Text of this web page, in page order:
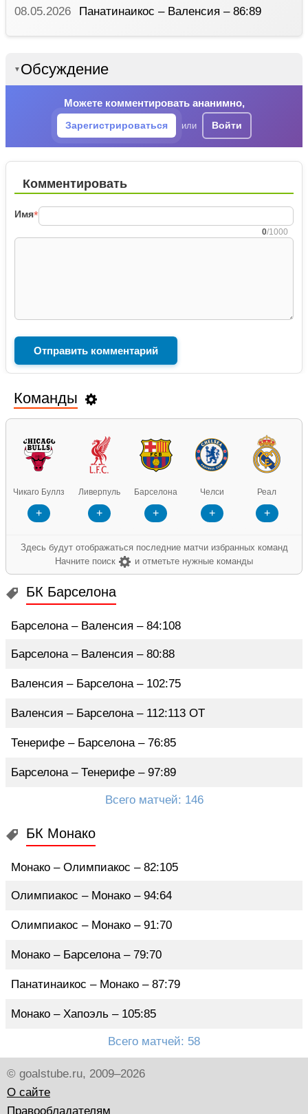
08.05.2026
Панатинаикос – Валенсия – 86:89
▼ Обсуждение
Можете комментировать ананимно,
Зарегистрироваться или Войти
Комментировать
Имя*
0/1000
Команды
Ливерпуль
+
Барселона
+
Челси
+
Реал
+
Арсенал
+
Здесь будут отображаться последние матчи избранных команд
Начните поиск
и отметьте нужные команды
БК Барселона
Барселона – Валенсия – 84:108
Барселона – Валенсия – 80:88
Валенсия – Барселона – 102:75
Валенсия – Барселона – 112:113 ОТ
Тенерифе – Барселона – 76:85
Барселона – Тенерифе – 97:89
Всего матчей: 146
БК Монако
Монако – Олимпиакос – 82:105
Олимпиакос – Монако – 94:64
Олимпиакос – Монако – 91:70
Монако – Барселона – 79:70
Панатинаикос – Монако – 87:79
Монако – Хапоэль – 105:85
Всего матчей: 58
© goalstube.ru, 2009–2026
О сайте
Правообладателям